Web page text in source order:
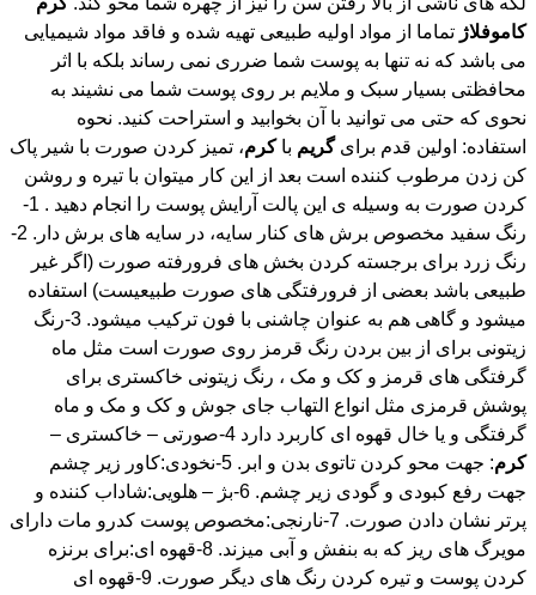
کاموفلاژ تماما از مواد اولیه طبیعی تهیه شده و فاقد مواد شیمیایی
می باشد که نه تنها به پوست شما ضرری نمی رساند بلکه با اثر
محافظتی بسیار سبک و ملایم بر روی پوست شما می نشیند به
نحوی که حتی می توانید با آن بخوابید و استراحت کنید. نحوه
استفاده: اولین قدم برایگریم باکرم، تمیز کردن صورت با شیر پاک
کن زدن مرطوب کننده است بعد از این کار میتوان با تیره و روشن
کردن صورت به وسیله ی این پالت آرایش پوست را انجام دهید . 1-
رنگ سفید مخصوص برش های کنار سایه، در سایه های برش دار. 2-
رنگ زرد برای برجسته کردن بخش های فرورفته صورت (اگر غیر
طبیعی باشد بعضی از فرورفتگی های صورت طبیعیست) استفاده
میشود و گاهی هم به عنوان چاشنی با فون ترکیب میشود. 3-رنگ
زیتونی برای از بین بردن رنگ قرمز روی صورت است مثل ماه
گرفتگی های قرمز و کک و مک ، رنگ زیتونی خاکستری برای
پوشش قرمزی مثل انواع التهاب جای جوش و کک و مک و ماه
گرفتگی و یا خال قهوه ای کاربرد دارد 4-صورتی – خاکستری –
کرم
: جهت محو کردن تاتوی بدن و ابر. 5-نخودی:کاور زیر چشم
جهت رفع کبودی و گودی زیر چشم. 6-بژ – هلویی:شاداب کننده و
پرتر نشان دادن صورت. 7-نارنجی:مخصوص پوست کدرو مات دارای
مویرگ های ریز که به بنفش و آبی میزند. 8-قهوه ای:برای برنزه
کردن پوست و تیره کردن رنگ های دیگر صورت. 9-قهوه ای
سوخته:برای طراحی ابرو با قلم ؛ به همراه الکل. 10-
ارغوانی:مخصوص پوست های رنگ پریده و با ته رنگ مهتابی (آبی
مایل به سفید) 11-بژ – نارنجی – بنفش: کاور پوست های خاکستری.